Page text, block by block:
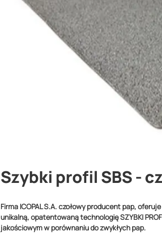
Szybki profil SBS -
Firma ICOPAL S.A. czołowy producent pap,
unikalną, opatentowaną technologię SZYBKI
jakościowym w porównaniu do zwykłych pap.